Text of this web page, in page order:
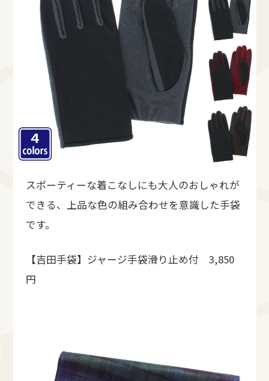
スポーティーな着こなしにも大人のおしゃれが
できる、上品な色の組み合わせを意識した手袋
です。
【吉田手袋】ジャージ手袋滑り止め付 3,850
円